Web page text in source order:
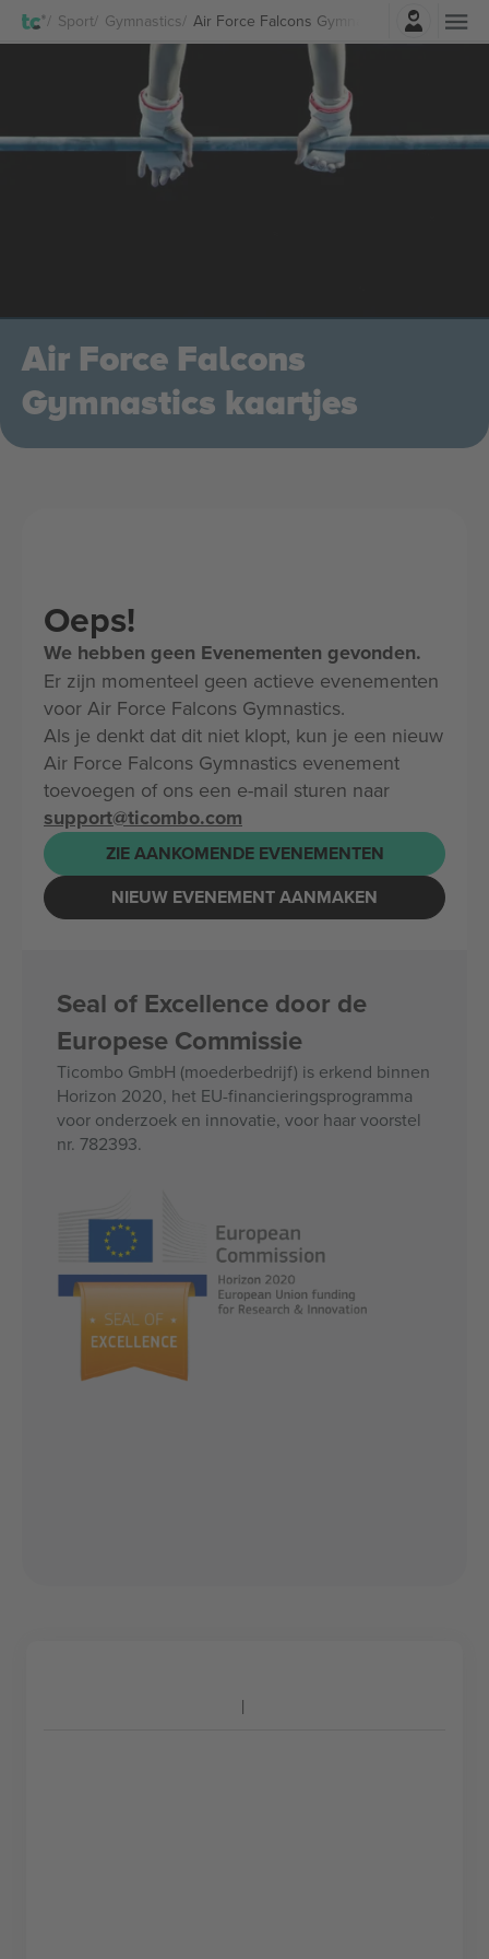
Sport Gymnastics Air Force Falcons Gymnastics Kaartjes
Log in
Air Force Falcons
Gymnastics kaartjes
Oeps!
We hebben geen Evenementen gevonden.
Er zijn momenteel geen actieve evenementen
voor Air Force Falcons Gymnastics.
Als je denkt dat dit niet klopt, kun je een nieuw
Air Force Falcons Gymnastics evenement
toevoegen of ons een e-mail sturen naar
support@ticombo.com
ZIE AANKOMENDE EVENEMENTEN
NIEUW EVENEMENT AANMAKEN
Seal of Excellence door de
Europese Commissie
Ticombo GmbH (moederbedrijf) is erkend binnen
Horizon 2020, het EU-financieringsprogramma
voor onderzoek en innovatie, voor haar voorstel
nr. 782393.